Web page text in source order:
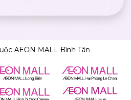
AEON MALL Bình Tân